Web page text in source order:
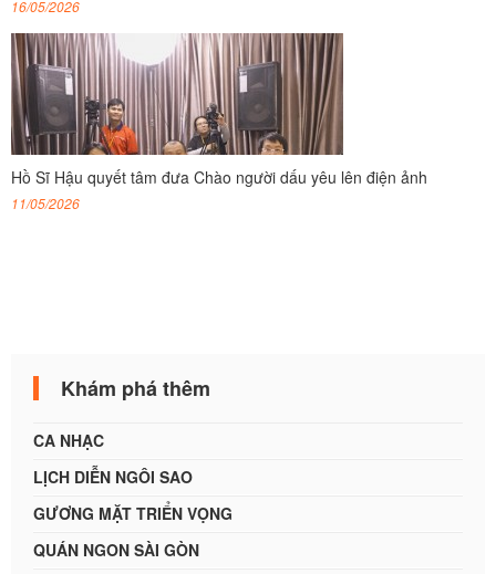
16/05/2026
Hồ Sĩ Hậu quyết tâm đưa Chào người dấu yêu lên điện ảnh
11/05/2026
Khám phá thêm
CA NHẠC
LỊCH DIỄN NGÔI SAO
GƯƠNG MẶT TRIỂN VỌNG
QUÁN NGON SÀI GÒN